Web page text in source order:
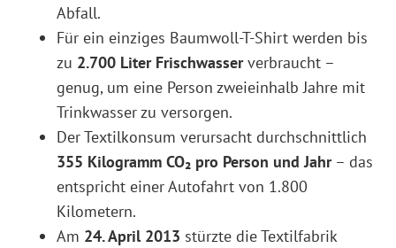
Abfall.
Für ein einziges Baumwoll-T-Shirt werden bis
zu 2.700 Liter Frischwasserverbraucht –
genug, um eine Person zweieinhalb Jahre mit
Trinkwasser zu versorgen.
Der Textilkonsum verursacht durchschnittlich
355 Kilogramm CO₂ pro Person und Jahr– das
entspricht einer Autofahrt von 1.800
Kilometern.
Am 24. April 2013 stürzte die Textilfabrik